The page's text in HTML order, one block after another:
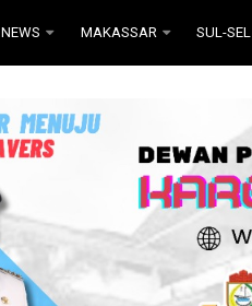
NEWS MAKASSAR SUL-SEL